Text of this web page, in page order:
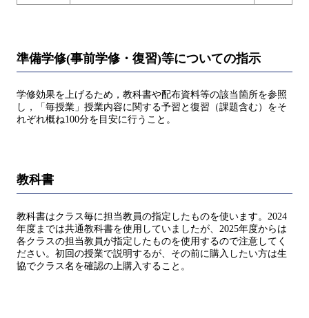
準備学修(事前学修・復習)等についての指示
学修効果を上げるため，教科書や配布資料等の該当箇所を参照
し，「毎授業」授業内容に関する予習と復習（課題含む）をそ
れぞれ概ね100分を目安に行うこと。
教科書
教科書はクラス毎に担当教員の指定したものを使います。2024
年度までは共通教科書を使用していましたが、2025年度からは
各クラスの担当教員が指定したものを使用するので注意してく
ださい。初回の授業で説明するが、その前に購入したい方は生
協でクラス名を確認の上購入すること。